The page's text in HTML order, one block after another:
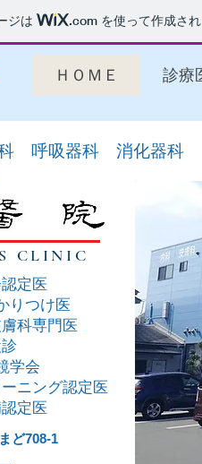
ジは .com を使って作成さ
ＨＯＭＥ 診療
呼吸器科 消化器科
CLINIC
定医
りつけ医
科専門医
学会
ニング認定医
認定医
ど708-1